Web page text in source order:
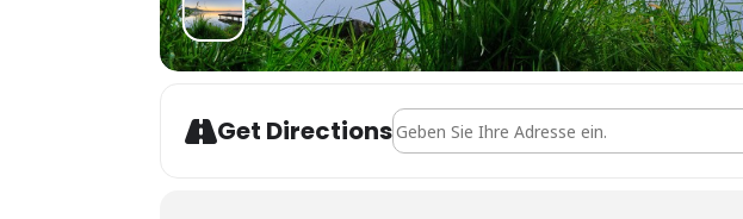
Get DirectionsAddress - OWD Open Water Diver [FluuSh5xO]